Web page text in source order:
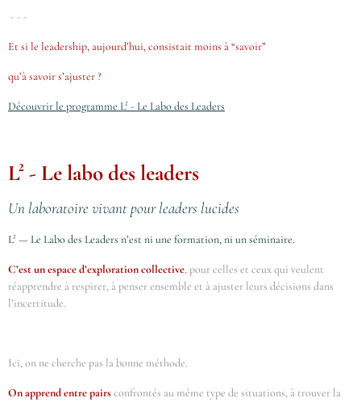
- - -
Et si le leadership, aujourd’hui, consistait moins à “savoir”
qu’à savoir s’ajuster ?
Découvrir le programme L² - Le Labo des Leaders
L² - Le labo des leaders
Un laboratoire vivant pour leaders lucides
L² — Le Labo des Leaders n’est ni une formation, ni un séminaire.
C’est un espace d’exploration collective, pour celles et ceux qui veulent
réapprendre à respirer, à penser ensemble et à ajuster leurs décisions dans
l’incertitude.
Ici, on ne cherche pas la bonne méthode.
On apprend entre pairsconfrontés au même type de situations, à trouver la